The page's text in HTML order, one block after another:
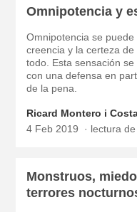
Omnipotencia y
Omnipotencia se
creencia y la certeza
todo. Esta sensación
con una defensa en
de la pena.
Ricard Montero i
4 Feb 2019
lectura
Monstruos,
terrores